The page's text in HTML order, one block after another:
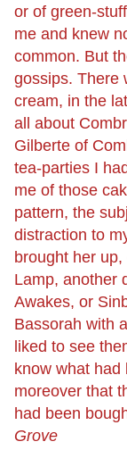
or of green-
me and knew
common. But
gossips. There
cream, in the
all about
Gilberte of
tea-parties I
me of those
pattern, the
distraction to
brought her
Lamp, another
Awakes, or
Bassorah with
liked to see
know what
moreover that
had been
Grove